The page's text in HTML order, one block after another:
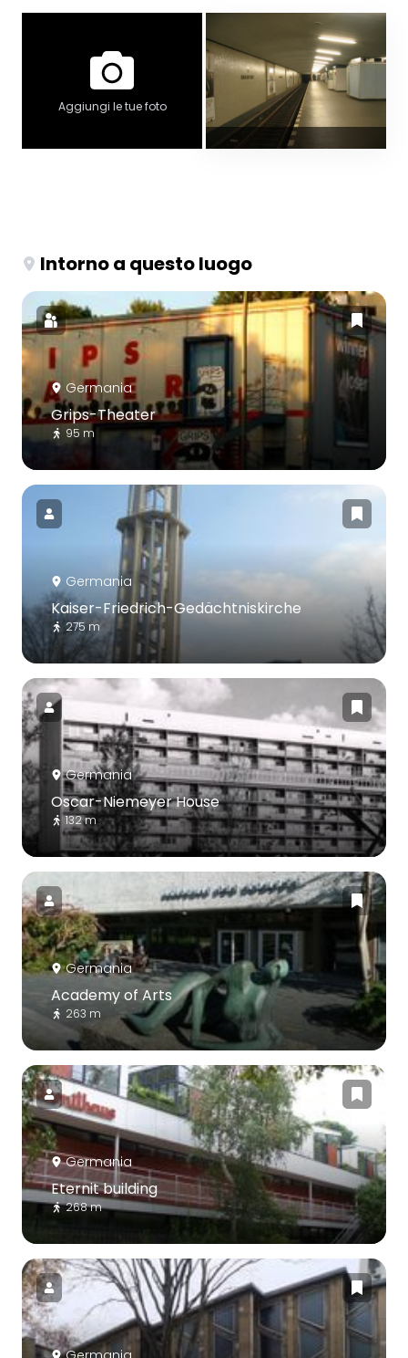
Aggiungi le tue foto
Intorno a questo luogo
Germania
Grips-Theater
95 m
Germania
Kaiser-Friedrich-Gedächtniskirche
275 m
Germania
Oscar-Niemeyer House
132 m
Germania
Academy of Arts
263 m
Germania
Eternit building
268 m